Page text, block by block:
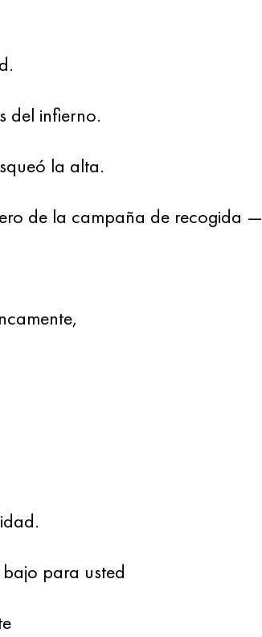
del infierno.
la alta.
de la campaña de recogida —
para usted